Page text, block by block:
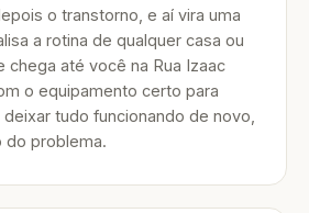
o transtorno, e aí vira uma
a rotina de qualquer casa ou
chega até você na Rua Izaac
o equipamento certo para
tudo funcionando de novo,
do problema.